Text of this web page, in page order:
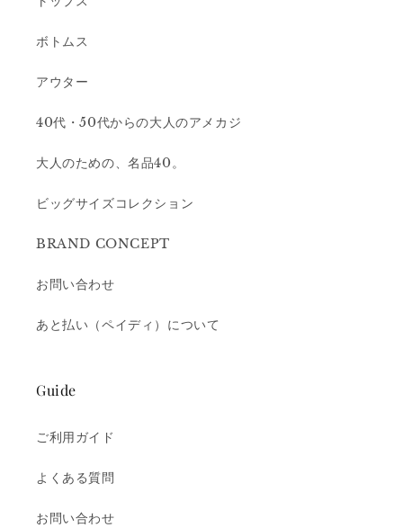
ボトムス
アウター
40代・50代からの大人のアメカジ
大人のための、名品40。
ビッグサイズコレクション
BRAND CONCEPT
お問い合わせ
あと払い（ペイディ）について
Guide
ご利用ガイド
よくある質問
お問い合わせ